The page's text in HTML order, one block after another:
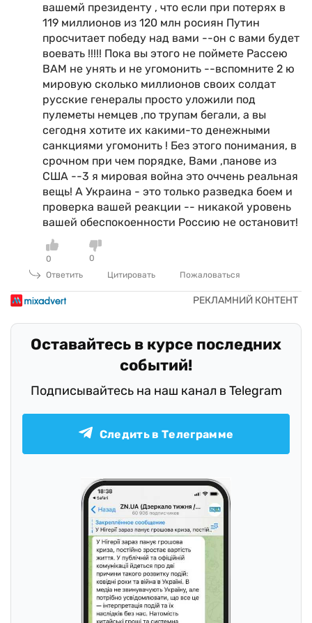
вашемй президенту , что если при потерях в
119 миллионов из 120 млн росиян Путин
просчитает победу над вами --он с вами будет
воевать !!!!! Пока вы этого не поймете Рассею
ВАМ не унять и не угомонить --вспомните 2 ю
мировую сколько миллионов своих солдат
русские генералы просто уложили под
пулеметы немцев ,по трупам бегали, а вы
сегодня хотите их какими-то денежными
санкциями угомонить ! Без этого понимания, в
срочном при чем порядке, Вами ,панове из
США --3 я мировая война это оччень реальная
вещь! А Украина - это только разведка боем и
проверка вашей реакции -- никакой уровень
вашей обеспокоенности Россию не остановит!
0
0
Ответить
Цитировать Пожаловаться
Оставайтесь в курсе последних
событий!
Подписывайтесь на наш канал в Telegram
Следить в Телеграмме